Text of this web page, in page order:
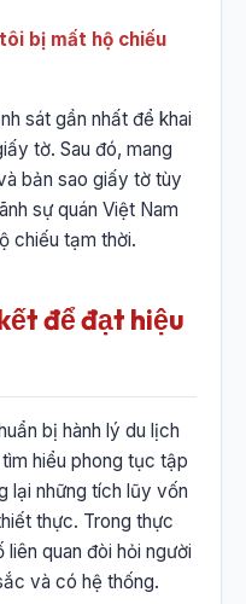
bị mất hộ chiếu
sát gần nhất để khai
tờ. Sau đó, mang
bản sao giấy tờ tùy
sự quán Việt Nam
chiếu tạm thời.
để đạt hiệu
bị hành lý du lịch
hiểu phong tục tập
lại những tích lũy vốn
thực. Trong thực
quan đòi hỏi người
và có hệ thống.